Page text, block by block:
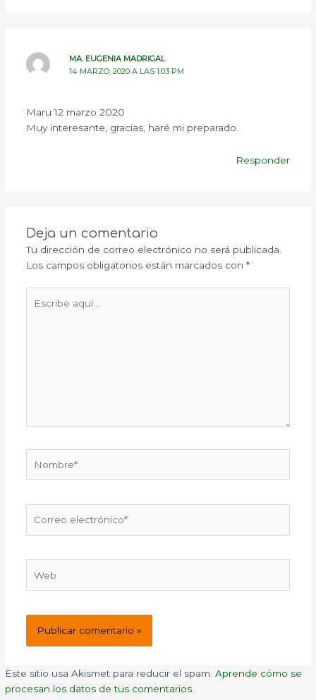
MA. EUGENIA MADRIGAL
14 MARZO, 2020 A LAS 1:03 PM
Maru 12 marzo 2020
Muy interesante, gracias, haré mi preparado.
Responder
Deja un comentario
Tu dirección de correo electrónico no será publicada.
Los campos obligatorios están marcados con *
aquí...
electrónico*
Este sitio usa Akismet para reducir el spam.Aprende cómo se
procesan los datos de tus comentarios.